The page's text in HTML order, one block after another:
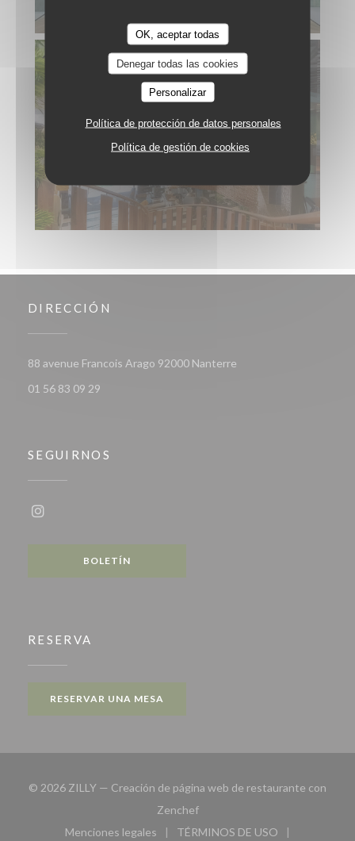
OK, aceptar todas
Denegar todas las cookies
Personalizar
Política de protección de datos personales
Política de gestión de cookies
DIRECCIÓN
88 avenue Francois Arago 92000 Nanterre
01 56 83 09 29
SEGUIRNOS
BOLETÍN
RESERVA
RESERVAR UNA MESA
© 2026 ZILLY — Creación de página web de restaurante con
Zenchef((abre en una nueva ventana))
Menciones legales
TÉRMINOS DE USO